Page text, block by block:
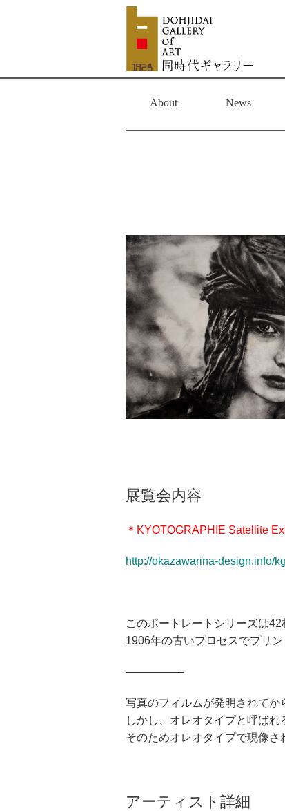
About News
展覧会内容
＊KYOTOGRAPHIE Satellite
http://okazawarina-design.info/
このポートレートシリーズは
1906年の古いプロセスでプリン
—————-
写真のフィルムが発明されてか
しかし、オレオタイプと呼ば
そのためオレオタイプで現像さ
アーティスト詳細